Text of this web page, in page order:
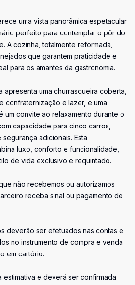
uma vista panorâmica espetacular
perfeito para contemplar o pôr do
A cozinha, totalmente reformada,
que garantem praticidade e
para os amantes da gastronomia.
apresenta uma churrasqueira coberta,
confraternização e lazer, e uma
um convite ao relaxamento durante o
capacidade para cinco carros,
adicionais. Esta
luxo, conforto e funcionalidade,
de vida exclusivo e requintado.
não recebemos ou autorizamos
receba sinal ou pagamento de
deverão ser efetuados nas contas e
no instrumento de compra e venda
em cartório.
estimativa e deverá ser confirmada